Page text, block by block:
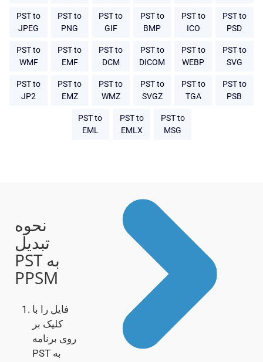
PST to
JPEG
PST to
PNG
PST to
GIF
PST to
BMP
PST to
ICO
PST to
PSD
PST to
WMF
PST to
EMF
PST to
DCM
PST to
DICOM
PST to
WEBP
PST to
SVG
PST to
JP2
PST to
EMZ
PST to
WMZ
PST to
SVGZ
PST to
TGA
PST to
PSB
PST to
EML
PST to
EMLX
PST to
MSG
نحوه
تبدیل
PST به
PPSM
فایل را با
کلیک بر
روی برنامه
PST به